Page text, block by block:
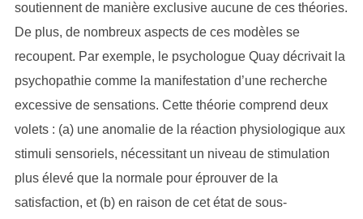
soutiennent de manière exclusive aucune de ces théories.
De plus, de nombreux aspects de ces modèles se
recoupent. Par exemple, le psychologue Quay décrivait la
psychopathie comme la manifestation d’une recherche
excessive de sensations. Cette théorie comprend deux
volets : (a) une anomalie de la réaction physiologique aux
stimuli sensoriels, nécessitant un niveau de stimulation
plus élevé que la normale pour éprouver de la
satisfaction, et (b) en raison de cet état de sous-